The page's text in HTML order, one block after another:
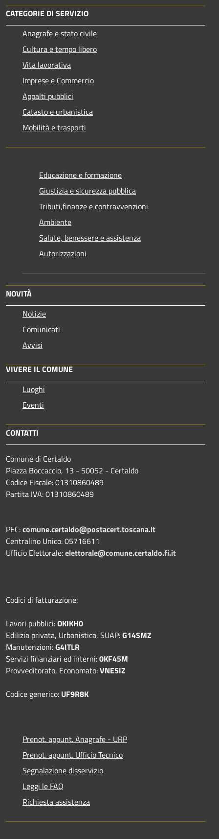
CATEGORIE DI SERVIZIO
Anagrafe e stato civile
Cultura e tempo libero
Vita lavorativa
Imprese e Commercio
Appalti pubblici
Catasto e urbanistica
Mobilità e trasporti
Educazione e formazione
Giustizia e sicurezza pubblica
Tributi,finanze e contravvenzioni
Ambiente
Salute, benessere e assistenza
Autorizzazioni
NOVITÀ
Notizie
Comunicati
Avvisi
VIVERE IL COMUNE
Luoghi
Eventi
CONTATTI
Comune di Certaldo
Piazza Boccaccio, 13 - 50052 - Certaldo
Codice Fiscale: 01310860489
Partita IVA: 01310860489
PEC:comune.certaldo@postacert.toscana.it
Centralino Unico: 05716611
Ufficio Elettorale:elettorale@comune.certaldo.fi.it
Codici di fatturazione:
Lavori pubblici:OKIKH0
Edilizia privata, Urbanistica, SUAP:G14SMZ
Manutenzioni:G4ITLR
Servizi finanziari ed interni:0KF45M
Provveditorato, Economato:VNE5IZ
Codice generico: UF9R8K
Prenot. appunt. Anagrafe - URP
Prenot. appunt. Ufficio Tecnico
Segnalazione disservizio
Leggi le FAQ
Richiesta assistenza